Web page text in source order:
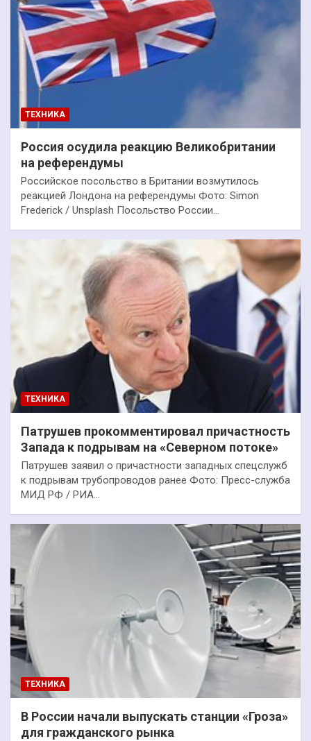
ТЕХНИКА
Россия осудила реакцию Великобритании
на референдумы
Российское посольство в Британии возмутилось
реакцией Лондона на референдумы Фото: Simon
Frederick / Unsplash Посольство России…
ТЕХНИКА
Патрушев прокомментировал причастность
Запада к подрывам на «Северном потоке»
Патрушев заявил о причастности западных спецслужб
к подрывам трубопроводов ранее Фото: Пресс-служба
МИД РФ / РИА…
ТЕХНИКА
В России начали выпускать станции «Гроза»
для гражданского рынка